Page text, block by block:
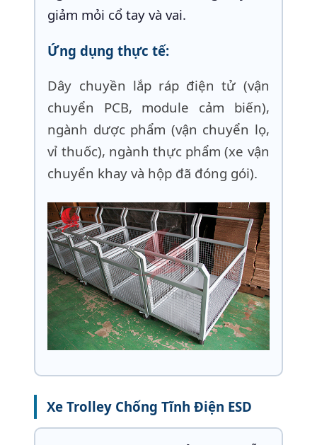
giảm mỏi cổ tay và vai.
Ứng dụng thực tế:
Dây chuyền lắp ráp điện tử (vận
chuyển PCB, module cảm biến),
ngành dược phẩm (vận chuyển lọ,
vỉ thuốc), ngành thực phẩm (xe vận
chuyển khay và hộp đã đóng gói).
Xe Trolley Chống Tĩnh Điện ESD